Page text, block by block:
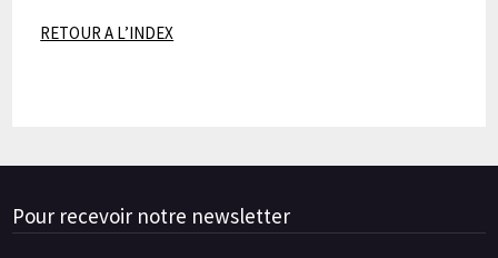
RETOUR A L’INDEX
Pour recevoir notre newsletter